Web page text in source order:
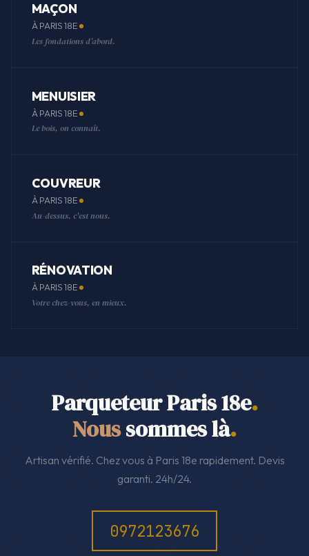
MAÇON
À PARIS 18E
Les fondations d'abord.
MENUISIER
À PARIS 18E
Le bois, on connaît.
COUVREUR
À PARIS 18E
Au-dessus, c'est nous.
RÉNOVATION
À PARIS 18E
Votre chez-vous, en mieux.
Parqueteur Paris 18e.
Noussommes là.
Artisan vérifié. Chez vous à Paris 18e rapidement. Devis
garanti. 24h/24.
0972123676